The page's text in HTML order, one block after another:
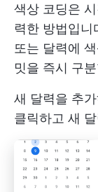
색상 코딩은
력한 방법입니
또는 달력에
밋을 즉시 구
새 달력을 추
클릭하고 새